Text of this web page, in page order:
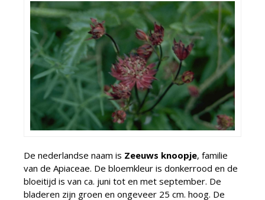
De nederlandse naam is Zeeuws knoopje, familie
van de Apiaceae. De bloemkleur is donkerrood en de
bloeitijd is van ca. juni tot en met september. De
bladeren zijn groen en ongeveer 25 cm. hoog. De